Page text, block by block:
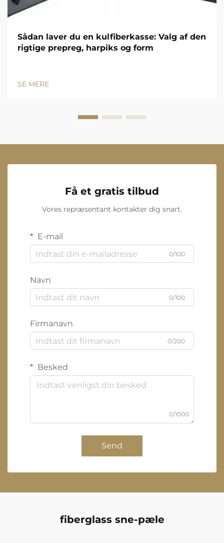
Sådan laver du en kulfiberkasse: Valg af den
rigtige prepreg, harpiks og form
SE MERE
Få et gratis tilbud
Vores repræsentant kontakter dig snart.
E-mail
0/100
Navn
0/100
Firmanavn
0/200
Besked
0/1000
Send
fiberglass sne-pæle